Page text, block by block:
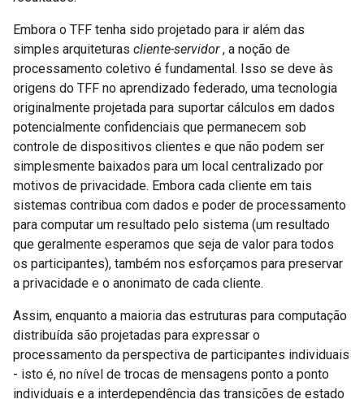
Embora o TFF tenha sido projetado para ir além das
simples arquiteturas cliente-servidor, a noção de
processamento coletivo é fundamental. Isso se deve às
origens do TFF no aprendizado federado, uma tecnologia
originalmente projetada para suportar cálculos em dados
potencialmente confidenciais que permanecem sob
controle de dispositivos clientes e que não podem ser
simplesmente baixados para um local centralizado por
motivos de privacidade. Embora cada cliente em tais
sistemas contribua com dados e poder de processamento
para computar um resultado pelo sistema (um resultado
que geralmente esperamos que seja de valor para todos
os participantes), também nos esforçamos para preservar
a privacidade e o anonimato de cada cliente.
Assim, enquanto a maioria das estruturas para computação
distribuída são projetadas para expressar o
processamento da perspectiva de participantes individuais
- isto é, no nível de trocas de mensagens ponto a ponto
individuais e a interdependência das transições de estado